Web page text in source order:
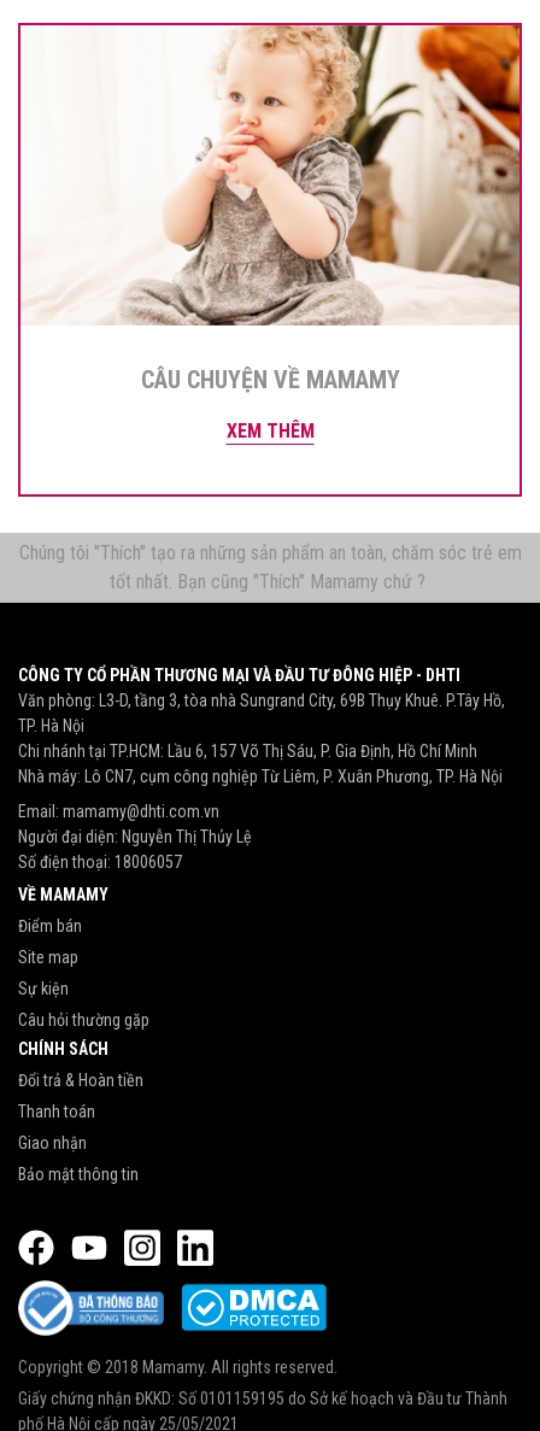
CÂU CHUYỆN VỀ MAMAMY
XEM THÊM
Chúng tôi "Thích" tạo ra những sản phẩm an toàn, chăm sóc trẻ em
tốt nhất. Bạn cũng "Thích" Mamamy chứ ?
CÔNG TY CỔ PHẦN THƯƠNG MẠI VÀ ĐẦU TƯ ĐÔNG HIỆP - DHTI
Văn phòng: L3-D, tầng 3, tòa nhà Sungrand City, 69B Thụy Khuê. P.Tây Hồ,
TP. Hà Nội
Chi nhánh tại TP.HCM: Lầu 6, 157 Võ Thị Sáu, P. Gia Định, Hồ Chí Minh
Nhà máy: Lô CN7, cụm công nghiệp Từ Liêm, P. Xuân Phương, TP. Hà Nội
Email: mamamy@dhti.com.vn
Người đại diện: Nguyễn Thị Thủy Lệ
Số điện thoại: 18006057
VỀ MAMAMY
Điểm bán
Site map
Sự kiện
Câu hỏi thường gặp
CHÍNH SÁCH
Đổi trả & Hoàn tiền
Thanh toán
Giao nhận
Bảo mật thông tin
Copyright © 2018 Mamamy. All rights reserved.
Giấy chứng nhận ĐKKD: Số 0101159195 do Sở kế hoạch và Đầu tư Thành
phố Hà Nội cấp ngày 25/05/2021